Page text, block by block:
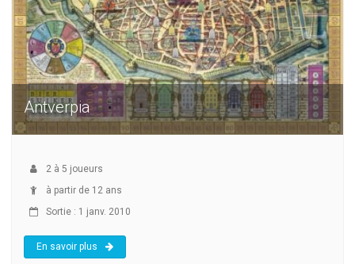
Antverpia
2 à 5 joueurs
à partir de 12 ans
Sortie : 1 janv. 2010
En savoir plus